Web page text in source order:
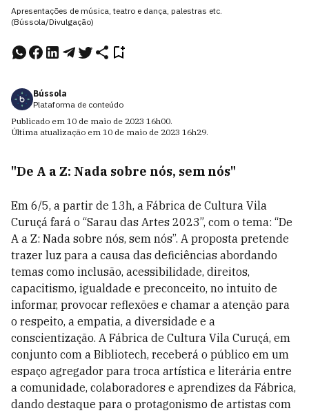
Apresentações de música, teatro e dança, palestras etc.
(Bússola/Divulgação)
Bússola
Plataforma de conteúdo
Publicado em 10 de maio de 2023 16h00.
Última atualização em 10 de maio de 2023 16h29.
"De A a Z: Nada sobre nós, sem nós"
Em 6/5, a partir de 13h, a Fábrica de Cultura Vila
Curuçá fará o “Sarau das Artes 2023”, com o tema: “De
A a Z: Nada sobre nós, sem nós”. A proposta pretende
trazer luz para a causa das deficiências abordando
temas como inclusão, acessibilidade, direitos,
capacitismo, igualdade e preconceito, no intuito de
informar, provocar reflexões e chamar a atenção para
o respeito, a empatia, a diversidade e a
conscientização. A Fábrica de Cultura Vila Curuçá, em
conjunto com a Bibliotech, receberá o público em um
espaço agregador para troca artística e literária entre
a comunidade, colaboradores e aprendizes da Fábrica,
dando destaque para o protagonismo de artistas com